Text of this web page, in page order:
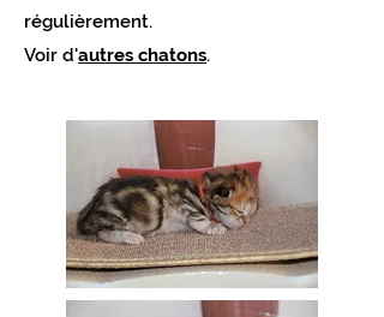
régulièrement.
Voir d'autres chatons.